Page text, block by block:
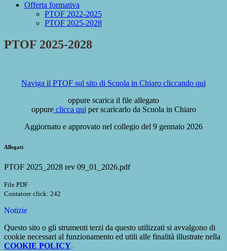
Offerta formativa
PTOF 2022-2025
PTOF 2025-2028
PTOF 2025-2028
Naviga il PTOF sul sito di Scuola in Chiaro cliccando qui
oppure scarica il file allegato
oppureclicca qui per scaricarlo da Scuola in Chiaro
Aggiornato e approvato nel collegio del 9 gennaio 2026
Allegati
PTOF 2025_2028 rev 09_01_2026.pdf
File PDF
Contatore click: 242
Notizie
Questo sito o gli strumenti terzi da questo utilizzati si avvalgono di
cookie necessari al funzionamento ed utili alle finalità illustrate nella
COOKIE POLICY.